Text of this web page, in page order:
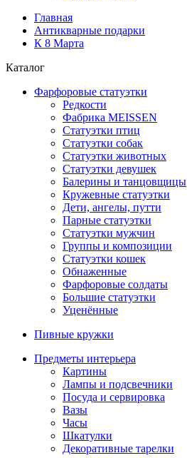
Главная
Антикварные подарки
К 8 Марта
Каталог
Фарфоровые статуэтки
Редкости
Фабрика MEISSEN
Cтатуэтки птиц
Cтатуэтки собак
Статуэтки животных
Статуэтки девушек
Балерины и танцовщицы
Кружевные статуэтки
Дети, ангелы, путти
Парные статуэтки
Статуэтки мужчин
Группы и композиции
Статуэтки кошек
Обнаженные
Фарфоровые солдаты
Большие статуэтки
Уценённые
Пивные кружки
Предметы интерьера
Картины
Лампы и подсвечники
Посуда и сервировка
Вазы
Часы
Шкатулки
Декоративные тарелки